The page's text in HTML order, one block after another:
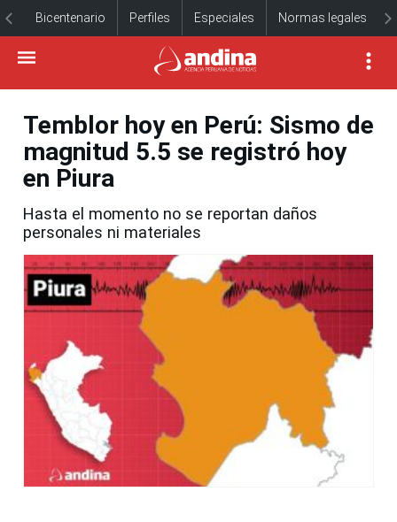
Bicentenario Perfiles Especiales Normas legales
Temblor hoy en Perú: Sismo de
magnitud 5.5 se registró hoy
en Piura
Hasta el momento no se reportan daños
personales ni materiales